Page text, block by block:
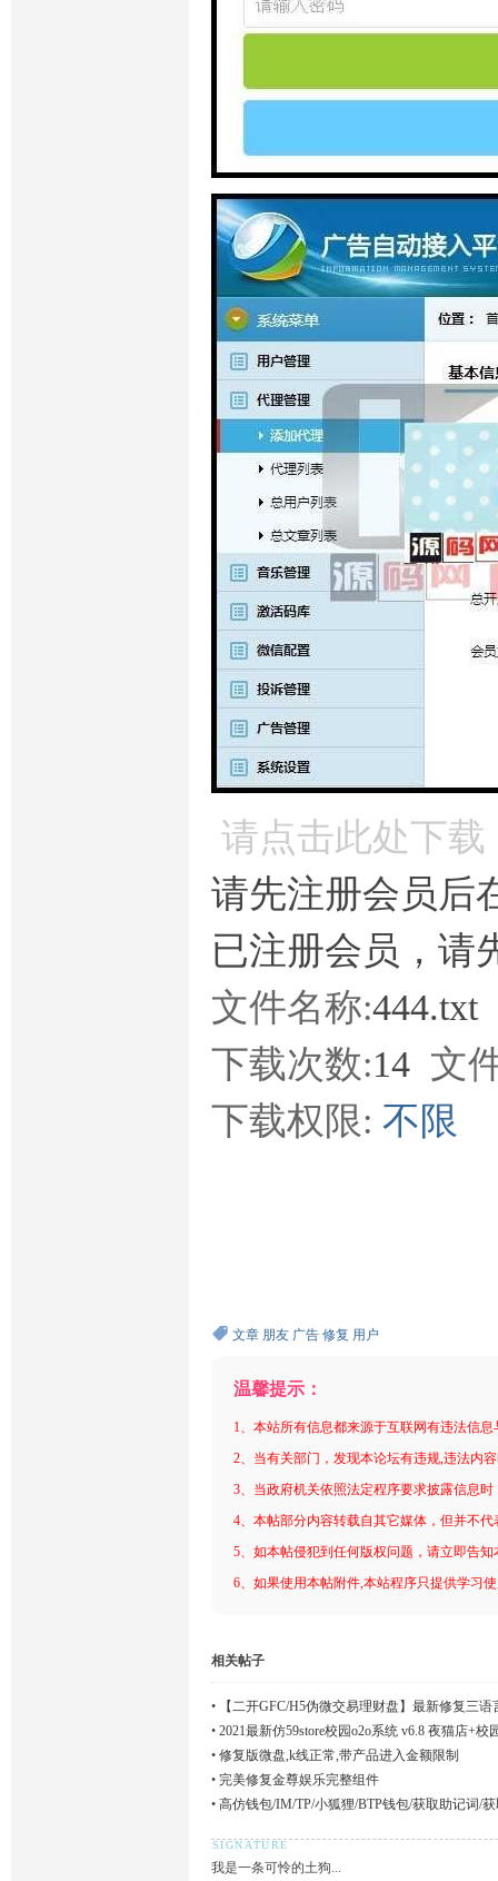
请点击此处下载
请先注册会员后
已注册会员，请
文件名称:444.txt
下载次数:14 文
下载权限: 不限
文章 朋友 广告 修复 用户
温馨提示：
1、本站所有信息都来源于互联网有违法信
2、当有关部门，发现本论坛有违规,违法内
3、当政府机关依照法定程序要求披露信息
4、本帖部分内容转载自其它媒体，但并不
5、如本帖侵犯到任何版权问题，请立即告
6、如果使用本帖附件,本站程序只提供学习
相关帖子
•
【二开GFC/H5伪微交易理财盘】最新修复三语
• 2021最新仿59store校园o2o系统 v6.8 夜猫店+
件
• 修复版微盘,k线正常,带产品进入金额限制
• 完美修复金尊娱乐完整组件
• 高仿钱包/IM/TP/小狐狸/BTP钱包/获取助记词/
我是一条可怜的土狗...